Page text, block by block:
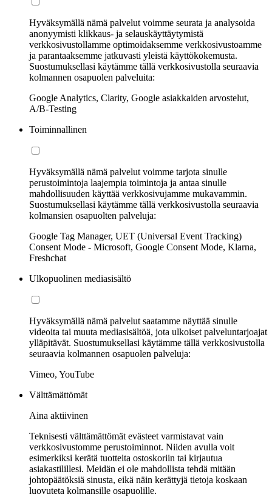
Hyväksymällä nämä palvelut voimme seurata ja analysoida
anonyymisti klikkaus- ja selauskäyttäytymistä
verkkosivustollamme optimoidaksemme verkkosivustoamme
ja parantaaksemme jatkuvasti yleistä käyttökokemusta.
Suostumuksellasi käytämme tällä verkkosivustolla seuraavia
kolmannen osapuolen palveluita:
Google Analytics, Clarity, Google asiakkaiden arvostelut,
A/B-Testing
Toiminnallinen
Hyväksymällä nämä palvelut voimme tarjota sinulle
perustoimintoja laajempia toimintoja ja antaa sinulle
mahdollisuuden käyttää verkkosivujamme mukavammin.
Suostumuksellasi käytämme tällä verkkosivustolla seuraavia
kolmansien osapuolten palveluja:
Google Tag Manager, UET (Universal Event Tracking)
Consent Mode - Microsoft, Google Consent Mode, Klarna,
Freshchat
Ulkopuolinen mediasisältö
Hyväksymällä nämä palvelut saatamme näyttää sinulle
videoita tai muuta mediasisältöä, jota ulkoiset palveluntarjoajat
ylläpitävät. Suostumuksellasi käytämme tällä verkkosivustolla
seuraavia kolmannen osapuolen palveluja:
Vimeo, YouTube
Välttämättömät
Aina aktiivinen
Teknisesti välttämättömät evästeet varmistavat vain
verkkosivustomme perustoiminnot. Niiden avulla voit
esimerkiksi kerätä tuotteita ostoskoriin tai kirjautua
asiakastilillesi. Meidän ei ole mahdollista tehdä mitään
johtopäätöksiä sinusta, eikä näin kerättyjä tietoja koskaan
luovuteta kolmansille osapuolille.